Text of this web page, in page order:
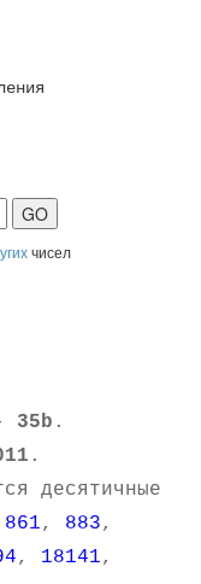
чисел
35b .
.
десятичные
861, 883,
, 18141,